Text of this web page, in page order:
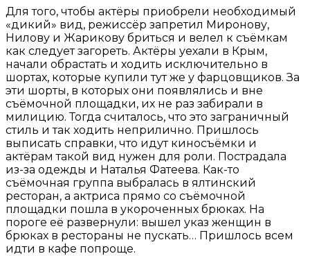
Для того, чтобы актёры приобрели необходимый
«дикий» вид, режиссёр запретил Миронову,
Нилову и Жарикову бриться и велел к съёмкам
как следует загореть. Актёры уехали в Крым,
начали обрастать и ходить исключительно в
шортах, которые купили тут же у фарцовщиков. За
эти шорты, в которых они появлялись и вне
съёмочной площадки, их не раз забирали в
милицию. Тогда считалось, что это заграничный
стиль и так ходить неприлично. Пришлось
выписать справки, что идут киносъёмки и
актёрам такой вид нужен для роли. Пострадала
из-за одежды и Наталья Фатеева. Как-то
съёмочная группа выбралась в ялтинский
ресторан, а актриса прямо со съёмочной
площадки пошла в укороченных брюках. На
пороге её развернули: вышел указ женщин в
брюках в рестораны не пускать… Пришлось всем
идти в кафе попроще.